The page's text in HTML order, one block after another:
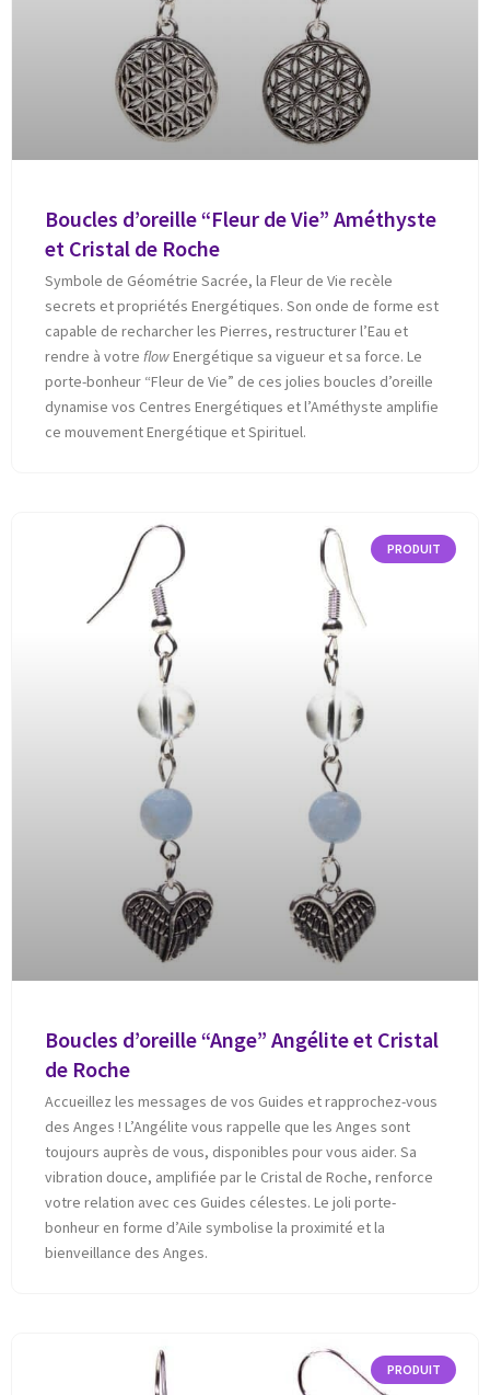
Boucles d’oreille “Fleur de Vie” Améthyste
et Cristal de Roche
Symbole de Géométrie Sacrée, la Fleur de Vie recèle
secrets et propriétés Energétiques. Son onde de forme est
capable de recharcher les Pierres, restructurer l’Eau et
rendre à votre flowEnergétique sa vigueur et sa force. Le
porte-bonheur “Fleur de Vie” de ces jolies boucles d’oreille
dynamise vos Centres Energétiques et l’Améthyste amplifie
ce mouvement Energétique et Spirituel.
Boucles d’oreille “Ange” Angélite et Cristal
de Roche
Accueillez les messages de vos Guides et rapprochez-vous
des Anges ! L’Angélite vous rappelle que les Anges sont
toujours auprès de vous, disponibles pour vous aider. Sa
vibration douce, amplifiée par le Cristal de Roche, renforce
votre relation avec ces Guides célestes. Le joli porte-
bonheur en forme d’Aile symbolise la proximité et la
bienveillance des Anges.